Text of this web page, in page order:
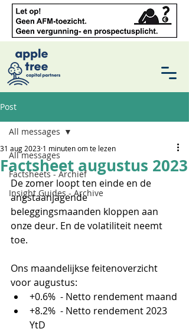
Post
All messages
Factsheets - Archief
Insight Guides - Archive
All messages
Factsheet augustus 2023
31 aug 2023 1 minuten om te lezen
De zomer loopt ten einde en de
angstaanjagende
beleggingsmaanden kloppen aan
onze deur. En de volatiliteit neemt
toe.
Ons maandelijkse feitenoverzicht
voor augustus:
+0.6%  - Netto rendement maand
+8.2%  - Netto rendement 2023
YtD